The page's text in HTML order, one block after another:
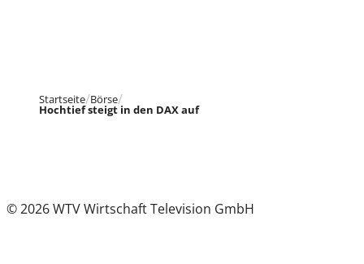
Startseite Börse
Hochtief steigt in den DAX auf
© 2026 WTV Wirtschaft Television GmbH